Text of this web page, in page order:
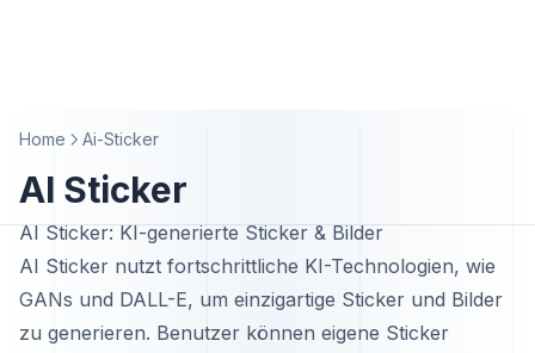
Home Ai-Sticker
AI Sticker
AI Sticker: KI-generierte Sticker & Bilder
AI Sticker nutzt fortschrittliche KI-Technologien, wie
GANs und DALL-E, um einzigartige Sticker und Bilder
zu generieren. Benutzer können eigene Sticker